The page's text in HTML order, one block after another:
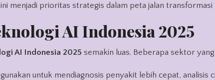
menjadi prioritas strategis dalam peta jalan transformasi
AI Indonesia 2025
AI Indonesia 2025 semakin luas. Beberapa sektor
untuk mendiagnosis penyakit lebih cepat,